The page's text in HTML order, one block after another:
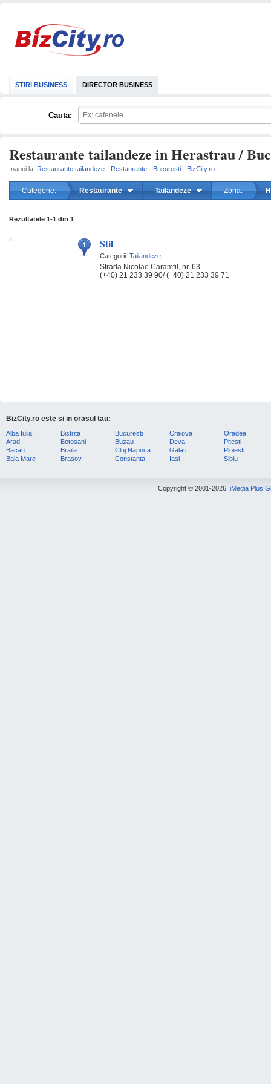
STIRI BUSINESS DIRECTOR BUSINESS
Cauta:
Restaurante tailandeze in Herastrau /
Inapoi la: Restaurante tailandeze · Restaurante · Bucuresti · BizCity.ro
Categorie: Restaurante Tailandeze Zona:
Rezultatele 1-1 din 1
Stil
Categorii: Tailandeze
Strada Nicolae Caramfil, nr. 63
(+40) 21 233 39 90/ (+40) 21 233 39 71
BizCity.ro este si in orasul tau:
Alba Iulia
Arad
Bacau
Baia Mare
Bistrita
Botosani
Braila
Brasov
Bucuresti
Buzau
Cluj Napoca
Constanta
Craiova
Deva
Galati
Iasi
Oradea
Pitesti
Ploiesti
Sibiu
Copyright © 2001-2026, iMedia Plus